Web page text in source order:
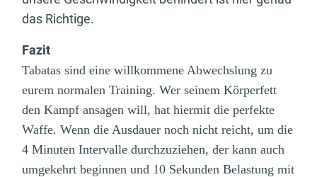
das Richtige.
Fazit
Tabatas sind eine willkommene Abwechslung zu
eurem normalen Training. Wer seinem Körperfett
den Kampf ansagen will, hat hiermit die perfekte
Waffe. Wenn die Ausdauer noch nicht reicht, um die
4 Minuten Intervalle durchzuziehen, der kann auch
umgekehrt beginnen und 10 Sekunden Belastung mit